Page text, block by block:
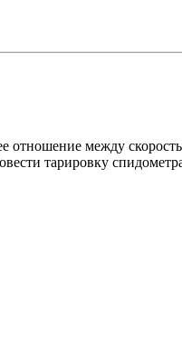
отношение между
тарировку